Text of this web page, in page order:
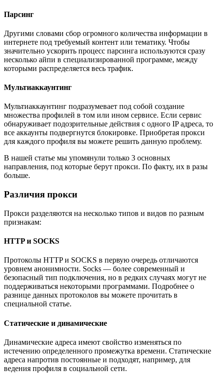
Парсинг
Другими словами сбор огромного количества информации в
интернете под требуемый контент или тематику. Чтобы
значительно ускорить процесс парсинга используются сразу
несколько айпи в специализированной программе, между
которыми распределяется весь трафик.
Мультиаккаунтинг
Мультиаккаунтинг подразумевает под собой создание
множества профилей в том или ином сервисе. Если сервис
обнаруживает подозрительные действия с одного IP адреса, то
все аккаунты подвергнутся блокировке. Приобретая прокси
для каждого профиля вы можете решить данную проблему.
В нашей статье мы упомянули только 3 основных
направления, под которые берут прокси. По факту, их в разы
больше.
Различия прокси
Прокси разделяются на несколько типов и видов по разным
признакам:
HTTP и SOCKS
Протоколы HTTP и SOCKS в первую очередь отличаются
уровнем анонимности. Socks — более современный и
безопасный тип подключения, но в редких случаях могут не
поддерживаться некоторыми программами. Подробнее о
разнице данных протоколов вы можете прочитать в
специальной статье.
Статические и динамические
Динамические адреса имеют свойство изменяться по
истечению определенного промежутка времени. Статические
адреса напротив постоянные и подходят, например, для
ведения профиля в социальной сети.